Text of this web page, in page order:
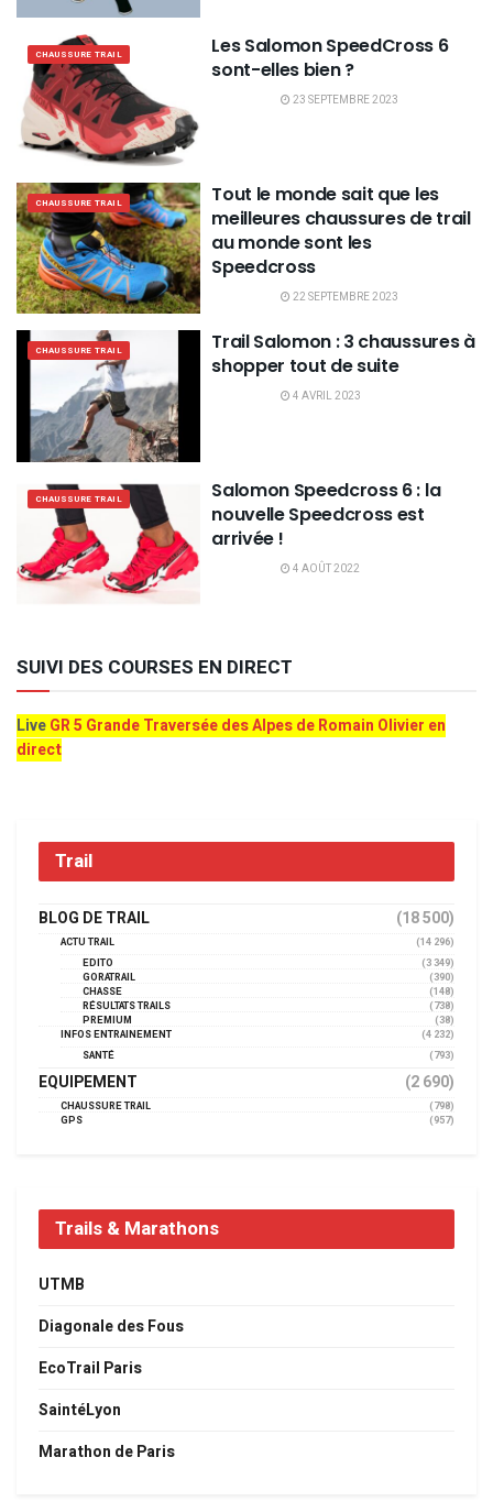
CHAUSSURE TRAIL
Les Salomon SpeedCross 6
sont-elles bien ?
23 SEPTEMBRE 2023
CHAUSSURE TRAIL
Tout le monde sait que les
meilleures chaussures de trail
au monde sont les
Speedcross
22 SEPTEMBRE 2023
CHAUSSURE TRAIL
Trail Salomon : 3 chaussures à
shopper tout de suite
4 AVRIL 2023
CHAUSSURE TRAIL
Salomon Speedcross 6 : la
nouvelle Speedcross est
arrivée !
4 AOÛT 2022
SUIVI DES COURSES EN DIRECT
LiveGR 5 Grande Traversée des Alpes de Romain Olivier en
direct
Trail
BLOG DE TRAIL (18 500)
ACTU TRAIL
(14 296)
EDITO
(3 349)
GORATRAIL
(390)
CHASSE
(148)
RÉSULTATS TRAILS
(738)
PREMIUM
(38)
INFOS ENTRAINEMENT
(4 232)
SANTÉ
(793)
EQUIPEMENT (2 690)
CHAUSSURE TRAIL
(798)
GPS
(957)
Trails & Marathons
UTMB
Diagonale des Fous
EcoTrail Paris
SaintéLyon
Marathon de Paris